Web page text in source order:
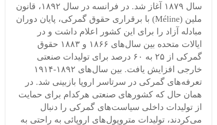
سال ۱۸۷۹ آغاز شد. در فرانسه در سال ۱۸۹۲، قانون
ملین (Méline) با برقراری حقوق گمرکی، پایان دوران
مبادله آزاد را برای این کشور اعلام داشت و در
ایالات متحده بین سال‌های ۱۸۶۶ و ۱۸۸۳ حقوق
گمرکی از ۲۵ به ۶۰ درصد برای تولیدات صنعتی
خارجی افزایش یافت. بین سال‌های ۱۸۹۲-۱۹۱۴
تعرفه‌های گمرکی در سرتاسر اروپا بازبینی شد. در
همان حال که کشورهای صنعتی هرکدام برای حمایت
از تولیدات داخلی سیاست‌های گمرکی را دنبال
می‌کردند، تولیدات متروپول‌های اروپائی به راحتی به